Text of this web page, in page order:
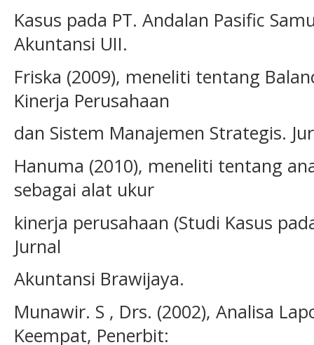
Kasus pada PT. Andalan Pasific
Akuntansi UII.
Friska (2009), meneliti tentang
Kinerja Perusahaan
dan Sistem Manajemen Strategis.
Hanuma (2010), meneliti tentang
sebagai alat ukur
kinerja perusahaan (Studi Kasus
Jurnal
Akuntansi Brawijaya.
Munawir. S , Drs. (2002), Analisa
Keempat, Penerbit: